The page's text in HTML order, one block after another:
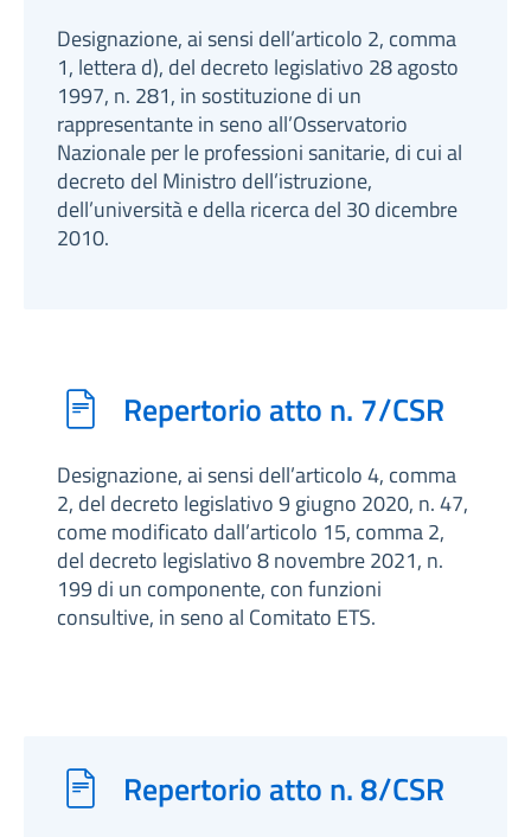
Designazione, ai sensi dell’articolo 2, comma
1, lettera d), del decreto legislativo 28 agosto
1997, n. 281, in sostituzione di un
rappresentante in seno all’Osservatorio
Nazionale per le professioni sanitarie, di cui al
decreto del Ministro dell’istruzione,
dell’università e della ricerca del 30 dicembre
2010.
Repertorio atto n. 7/CSR
Designazione, ai sensi dell’articolo 4, comma
2, del decreto legislativo 9 giugno 2020, n. 47,
come modificato dall’articolo 15, comma 2,
del decreto legislativo 8 novembre 2021, n.
199 di un componente, con funzioni
consultive, in seno al Comitato ETS.
Repertorio atto n. 8/CSR